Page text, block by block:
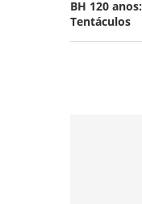
BH 120
Tentáculos